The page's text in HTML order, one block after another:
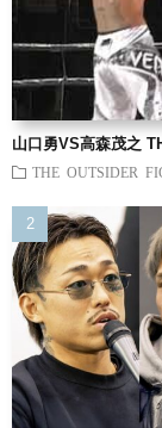
山口勇VS高森茂之
THE OUTSIDER